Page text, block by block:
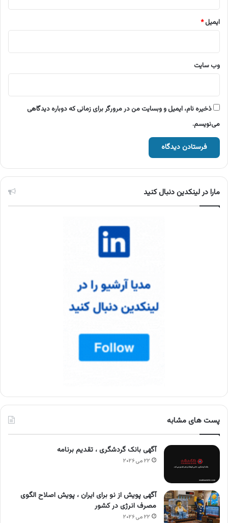
ایمیل*
وب‌ سایت
ذخیره نام، ایمیل و وبسایت من در مرورگر برای زمانی که دوباره دیدگاهی
می‌نویسم.
مارا در لینکدین دنبال کنید
پست های مشابه
آگهی بانک گردشگری ، تقدیم برنامه
۲۲ می ۲۰۲۶
آگهی پویش از نو برای ایران ، پویش اصلاح الگوی
مصرف انرژی در کشور
۲۲ می ۲۰۲۶